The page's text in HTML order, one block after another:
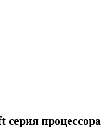
серия процессора